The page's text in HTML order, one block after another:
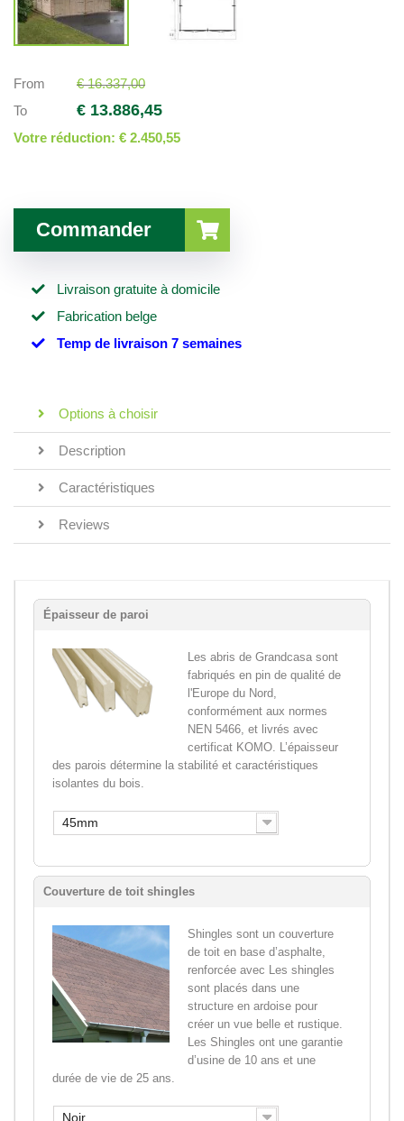
From
€ 16.337,00
To
€ 13.886,45
Votre réduction: € 2.450,55
Commander
Livraison gratuite à domicile
Fabrication belge
Temp de livraison 7 semaines
Options à choisir
Description
Caractéristiques
Reviews
Épaisseur de paroi
Les abris de Grandcasa sont
fabriqués en pin de qualité de
l'Europe du Nord,
conformément aux normes
NEN 5466, et livrés avec
certificat KOMO. L’épaisseur
des parois détermine la stabilité et caractéristiques
isolantes du bois.
45mm
Couverture de toit shingles
Shingles sont un couverture
de toit en base d’asphalte,
renforcée avec Les shingles
sont placés dans une
structure en ardoise pour
créer un vue belle et rustique.
Les Shingles ont une garantie
d’usine de 10 ans et une
durée de vie de 25 ans.
Noir